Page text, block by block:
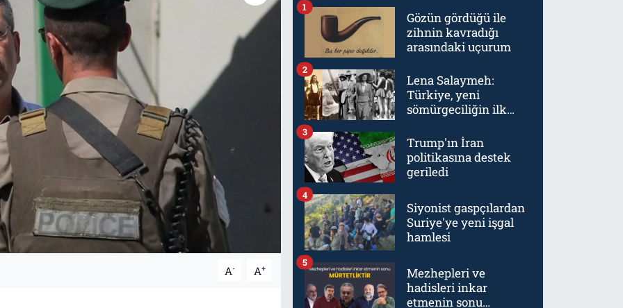
A- A+
Gözün gördüğü ile
zihnin kavradığı
arasındaki uçurum
1
Lena Salaymeh:
Türkiye, yeni
sömürgeciliğin ilk
2
Trump'ın İran
politikasına destek
geriledi
3
Siyonist gaspçılardan
Suriye'ye yeni işgal
hamlesi
4
Mezhepleri ve
hadisleri inkar
etmenin sonu
5